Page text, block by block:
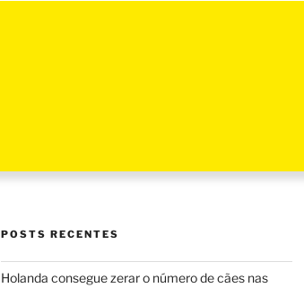
POSTS RECENTES
Holanda consegue zerar o número de cães nas